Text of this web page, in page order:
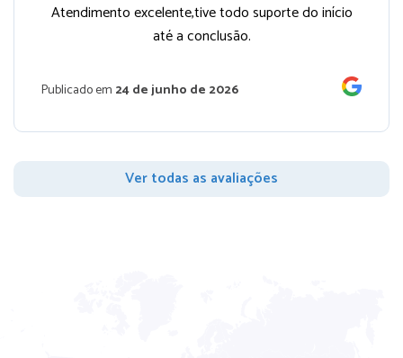
Atendimento excelente,tive todo suporte do início
até a conclusão.
Publicado em 24 de junho de 2026
Ver todas as avaliações